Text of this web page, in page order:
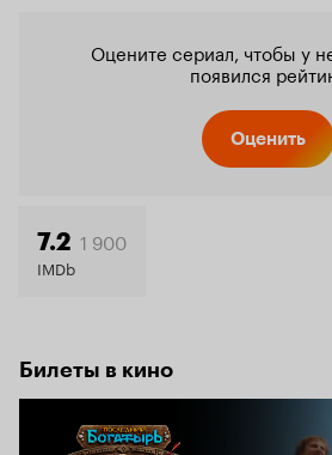
Оцените сериал, чтобы у
появился
Оценить
7.2 1 900
IMDb
Билеты в кино